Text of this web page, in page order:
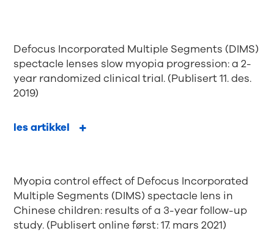
Defocus Incorporated Multiple Segments (DIMS)
spectacle lenses slow myopia progression: a 2-
year randomized clinical trial. (Publisert 11. des.
2019)
les artikkel
Myopia control effect of Defocus Incorporated
Multiple Segments (DIMS) spectacle lens in
Chinese children: results of a 3-year follow-up
study. (Publisert online først: 17. mars 2021)